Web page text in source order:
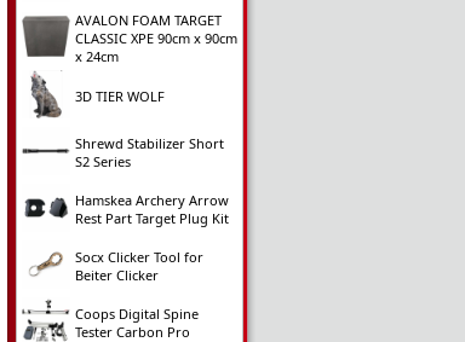
AVALON FOAM TARGET
CLASSIC XPE 90cm x 90cm
x 24cm
3D TIER WOLF
Shrewd Stabilizer Short
S2 Series
Hamskea Archery Arrow
Rest Part Target Plug Kit
Socx Clicker Tool for
Beiter Clicker
Coops Digital Spine
Tester Carbon Pro